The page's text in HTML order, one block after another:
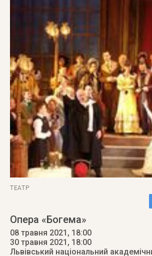
ТЕАТР
Опера «Богема»
08 травня 2021, 18:00
30 травня 2021 , 18:00
Львівський національний